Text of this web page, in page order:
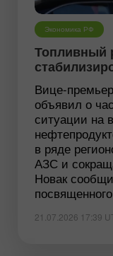
Экономика РФ
Топливный
Вице-
объявил о
ситуации на
в ряде
АЗС и
Новак
21.07.2026 17:39